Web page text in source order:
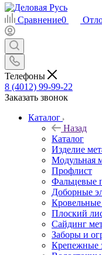
Сравнение0
Телефоны
8 (4012) 99-99-22
Заказать звонок
Каталог
Назад
Каталог
Изделие
Модульная
Профлист
Фальцевые
Доборные
Плоский
Сайдинг
Заборы и
Крепежные